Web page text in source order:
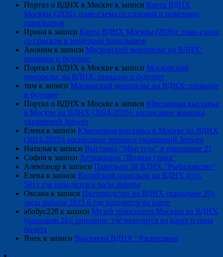
Портал о ВДНХ в Москве к записи Карта ВДНХ
Москвы (2026): план-схема со списком и номерами
павильонов
Ирина к записи Карта ВДНХ Москвы (2026): план-схема
со списком и номерами павильонов
Аноним к записи Московский монорельс на ВДНХ:
прошлое и будущее
Портал о ВДНХ в Москве к записи Московский
монорельс на ВДНХ: прошлое и будущее
тим к записи Московский монорельс на ВДНХ: прошлое
и будущее
Портал о ВДНХ в Москве к записи Ювелирная выставка
в Москве на ВДНХ (2024-2025): расписание ярмарки
украшений Junwex
Елена к записи Ювелирная выставка в Москве на ВДНХ
(2024-2025): расписание ярмарки украшений Junwex
Наталья к записи Выставка "Мир тела" в павильоне 21
София к записи Аттракцион "Водная горка"
Александр к записи Павильон 38 ВДНХ "Рыболовство"
Елена к записи Китайский павильон на ВДНХ (стр.
501): где находится и часы работы
Оксана к записи Цветоводство на ВДНХ (павильон 29):
часы работы 2023 и где находится на карте
абобус228 к записи Музей транспорта Москвы на ВДНХ
(павильон 26): описание, где находится на карте и цена
билета
Янек к записи Выставки ВДНХ : Расписание